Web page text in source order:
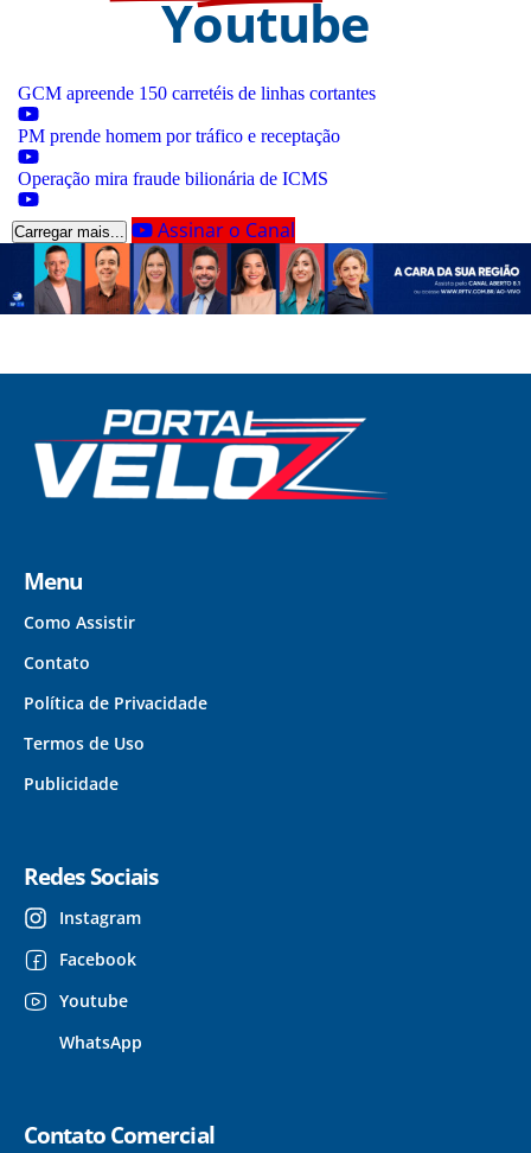
Youtube
GCM apreende 150 carretéis de linhas cortantes
PM prende homem por tráfico e receptação
Operação mira fraude bilionária de ICMS
Carregar mais... Assinar o Canal
Menu
Como Assistir
Contato
Política de Privacidade
Termos de Uso
Publicidade
Redes Sociais
Instagram
Facebook
Youtube
WhatsApp
Contato Comercial